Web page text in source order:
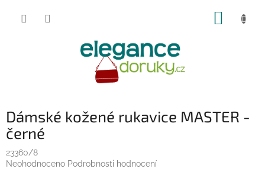
Dámské kožené rukavice MASTER -
černé
23360/8
Průměrné
Neohodnoceno Podrobnosti hodnocení